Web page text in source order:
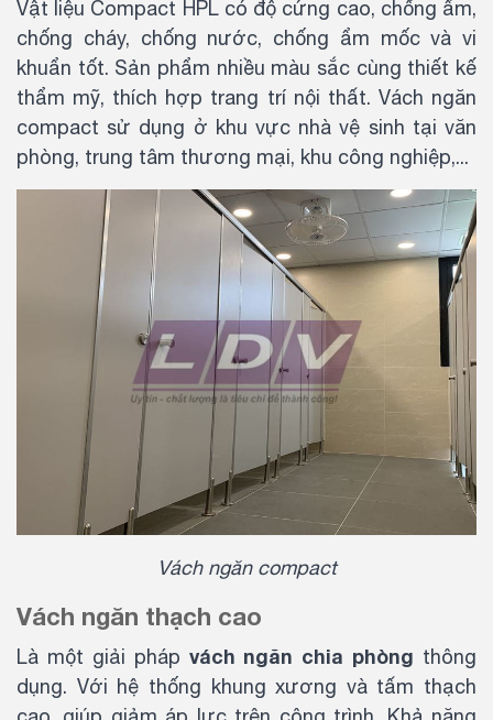
Vật liệu Compact HPL có độ cứng cao, chống ẩm,
chống cháy, chống nước, chống ẩm mốc và vi
khuẩn tốt. Sản phẩm nhiều màu sắc cùng thiết kế
thẩm mỹ, thích hợp trang trí nội thất. Vách ngăn
compact sử dụng ở khu vực nhà vệ sinh tại văn
phòng, trung tâm thương mại, khu công nghiệp,...
Vách ngăn compact
Vách ngăn thạch cao
Là một giải pháp vách ngăn chia phòng thông
dụng. Với hệ thống khung xương và tấm thạch